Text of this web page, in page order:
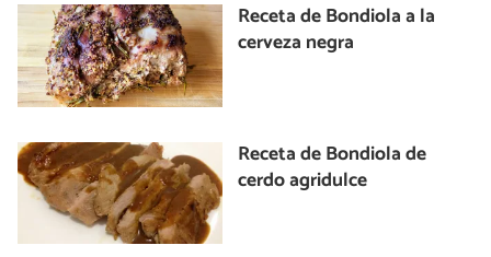
Receta de Bondiola a la
cerveza negra
Receta de Bondiola de
cerdo agridulce